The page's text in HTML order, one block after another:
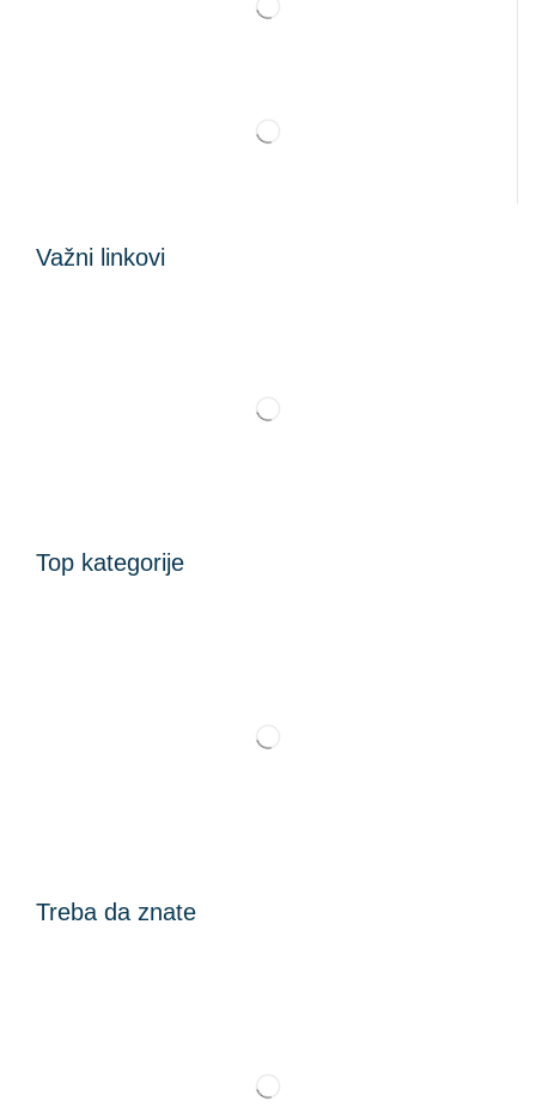
Važni linkovi
Top kategorije
Treba da znate